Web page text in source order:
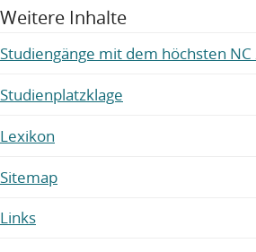
Weitere Inhalte
Studiengänge mit dem höchsten NC
Studienplatzklage
Lexikon
Sitemap
Links